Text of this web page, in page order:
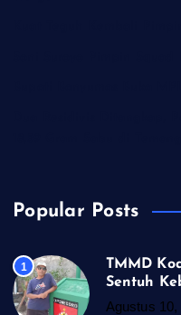
Popular Posts
1
TMMD
Sentuh
Agustus 10,